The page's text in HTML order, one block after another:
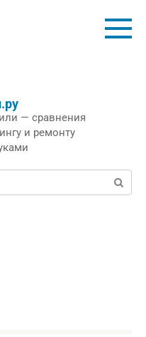
— сравнения
и ремонту